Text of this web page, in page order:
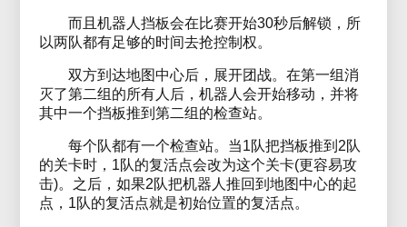
而且机器人挡板会在比赛开始30秒后解锁，所
以两队都有足够的时间去抢控制权。
双方到达地图中心后，展开团战。在第一组消
灭了第二组的所有人后，机器人会开始移动，并将
其中一个挡板推到第二组的检查站。
每个队都有一个检查站。当1队把挡板推到2队
的关卡时，1队的复活点会改为这个关卡(更容易攻
击)。之后，如果2队把机器人推回到地图中心的起
点，1队的复活点就是初始位置的复活点。